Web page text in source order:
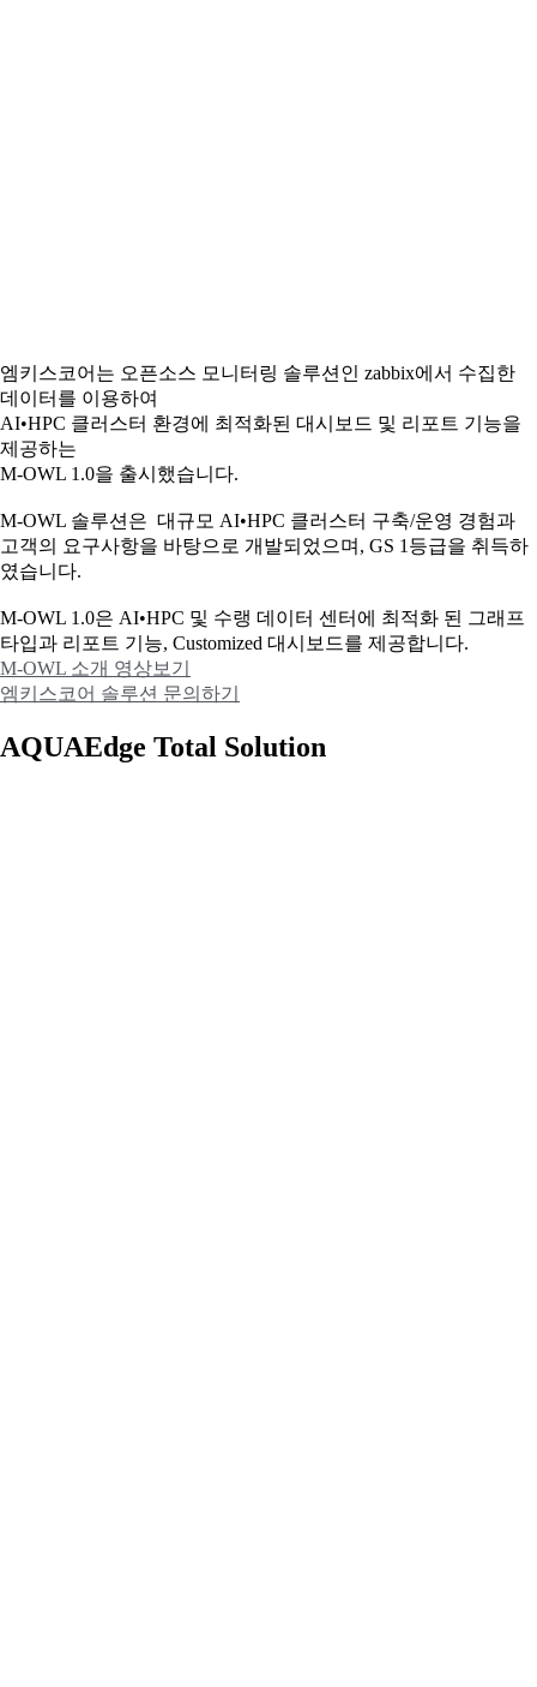
엠키스코어는 오픈소스 모니터링 솔루션인 zabbix에서 수집한
데이터를 이용하여
AI•HPC 클러스터 환경에 최적화된 대시보드 및 리포트 기능을
제공하는
M-OWL 1.0을 출시했습니다.
M-OWL 솔루션은 대규모 AI•HPC 클러스터 구축/운영 경험과
고객의 요구사항을 바탕으로 개발되었으며, GS 1등급을 취득하
였습니다.
M-OWL 1.0은 AI•HPC 및 수랭 데이터 센터에 최적화 된 그래프
타입과 리포트 기능, Customized 대시보드를 제공합니다.
M-OWL 소개 영상보기
엠키스코어 솔루션 문의하기
AQUAEdge Total Solution